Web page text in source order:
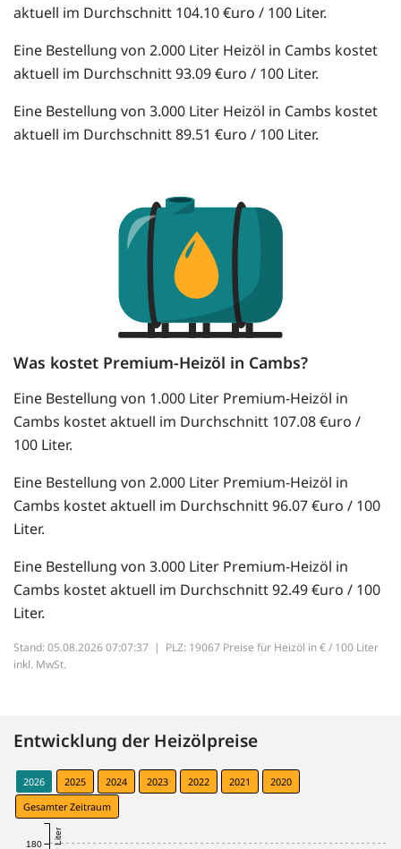
aktuell im Durchschnitt 104.10 €uro / 100 Liter.
Eine Bestellung von 2.000 Liter Heizöl in Cambs kostet
aktuell im Durchschnitt 93.09 €uro / 100 Liter.
Eine Bestellung von 3.000 Liter Heizöl in Cambs kostet
aktuell im Durchschnitt 89.51 €uro / 100 Liter.
Was kostet Premium-Heizöl in Cambs?
Eine Bestellung von 1.000 Liter Premium-Heizöl in
Cambs kostet aktuell im Durchschnitt 107.08 €uro /
100 Liter.
Eine Bestellung von 2.000 Liter Premium-Heizöl in
Cambs kostet aktuell im Durchschnitt 96.07 €uro / 100
Liter.
Eine Bestellung von 3.000 Liter Premium-Heizöl in
Cambs kostet aktuell im Durchschnitt 92.49 €uro / 100
Liter.
Stand: 05.08.2026 07:07:37 | PLZ: 19067 Preise für Heizöl in € / 100 Liter
inkl. MwSt.
Entwicklung der Heizölpreise
2026 2025 2024 2023 2022 2021
2020
Gesamter Zeitraum
180